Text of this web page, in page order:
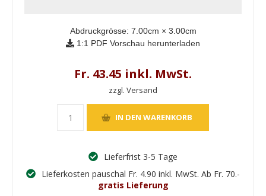
Abdruckgrösse: 7.00cm × 3.00cm
1:1 PDF Vorschau herunterladen
Fr. 43.45 inkl. MwSt.
zzgl. Versand
Lieferfrist 3-5 Tage
Lieferkosten pauschal Fr. 4.90 inkl. MwSt. Ab Fr. 70.-
gratis Lieferung